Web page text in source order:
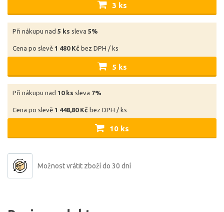
3 ks
Při nákupu nad 5 ks sleva 5%
Cena po slevě 1 480 Kč bez DPH / ks
5 ks
Při nákupu nad 10 ks sleva 7%
Cena po slevě 1 448,80 Kč bez DPH / ks
10 ks
Možnost vrátit zboží do 30 dní